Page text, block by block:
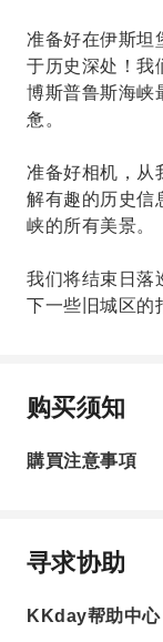
准备好在伊斯坦
于历史深处！我
博斯普鲁斯海峡
惫。
准备好相机，从
解有趣的历史信
峡的所有美景。
我们将结束日落
下一些旧城区的
购买须知
購買注意事項
寻求协助
KKday帮助中心